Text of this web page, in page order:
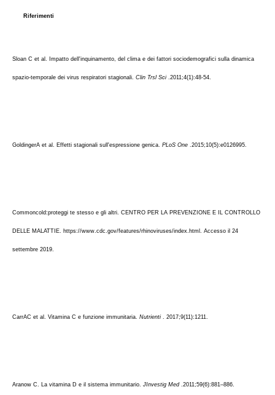
Riferimenti
Sloan C et al. Impatto dell'inquinamento, del clima e dei fattori sociodemografici sulla dinamica
spazio-temporale dei virus respiratori stagionali. Clin Trsl Sci .2011;4(1):48-54.
GoldingerA et al. Effetti stagionali sull'espressione genica. PLoS One .2015;10(5):e0126995.
Commoncold:proteggi te stesso e gli altri. CENTRO PER LA PREVENZIONE E IL CONTROLLO
DELLE MALATTIE. https://www.cdc.gov/features/rhinoviruses/index.html. Accesso il 24
settembre 2019.
CarrAC et al. Vitamina C e funzione immunitaria. Nutrienti . 2017;9(11):1211.
Aranow C. La vitamina D e il sistema immunitario. JInvestig Med .2011;59(6):881–886.